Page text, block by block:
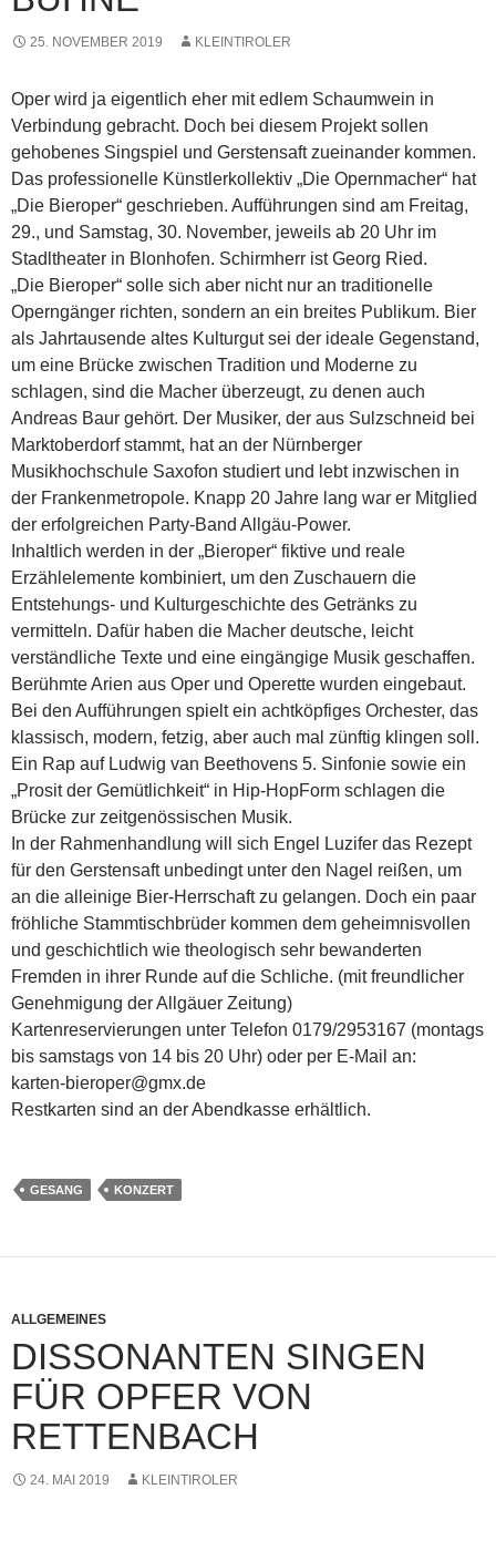
25. NOVEMBER 2019 KLEINTIROLER
Oper wird ja eigentlich eher mit edlem Schaumwein in
Verbindung gebracht. Doch bei diesem Projekt sollen
gehobenes Singspiel und Gerstensaft zueinander kommen.
Das professionelle Künstlerkollektiv „Die Opernmacher“ hat
„Die Bieroper“ geschrieben. Aufführungen sind am Freitag,
29., und Samstag, 30. November, jeweils ab 20 Uhr im
Stadltheater in Blonhofen. Schirmherr ist Georg Ried.
„Die Bieroper“ solle sich aber nicht nur an traditionelle
Operngänger richten, sondern an ein breites Publikum. Bier
als Jahrtausende altes Kulturgut sei der ideale Gegenstand,
um eine Brücke zwischen Tradition und Moderne zu
schlagen, sind die Macher überzeugt, zu denen auch
Andreas Baur gehört. Der Musiker, der aus Sulzschneid bei
Marktoberdorf stammt, hat an der Nürnberger
Musikhochschule Saxofon studiert und lebt inzwischen in
der Frankenmetropole. Knapp 20 Jahre lang war er Mitglied
der erfolgreichen Party-Band Allgäu-Power.
Inhaltlich werden in der „Bieroper“ fiktive und reale
Erzählelemente kombiniert, um den Zuschauern die
Entstehungs- und Kulturgeschichte des Getränks zu
vermitteln. Dafür haben die Macher deutsche, leicht
verständliche Texte und eine eingängige Musik geschaffen.
Berühmte Arien aus Oper und Operette wurden eingebaut.
Bei den Aufführungen spielt ein achtköpfiges Orchester, das
klassisch, modern, fetzig, aber auch mal zünftig klingen soll.
Ein Rap auf Ludwig van Beethovens 5. Sinfonie sowie ein
„Prosit der Gemütlichkeit“ in Hip-HopForm schlagen die
Brücke zur zeitgenössischen Musik.
In der Rahmenhandlung will sich Engel Luzifer das Rezept
für den Gerstensaft unbedingt unter den Nagel reißen, um
an die alleinige Bier-Herrschaft zu gelangen. Doch ein paar
fröhliche Stammtischbrüder kommen dem geheimnisvollen
und geschichtlich wie theologisch sehr bewanderten
Fremden in ihrer Runde auf die Schliche. (mit freundlicher
Genehmigung der Allgäuer Zeitung)
Kartenreservierungen unter Telefon 0179/2953167 (montags
bis samstags von 14 bis 20 Uhr) oder per E-Mail an:
karten-bieroper@gmx.de
Restkarten sind an der Abendkasse erhältlich.
GESANG KONZERT
ALLGEMEINES
DISSONANTEN SINGEN
FÜR OPFER VON
RETTENBACH
24. MAI 2019 KLEINTIROLER